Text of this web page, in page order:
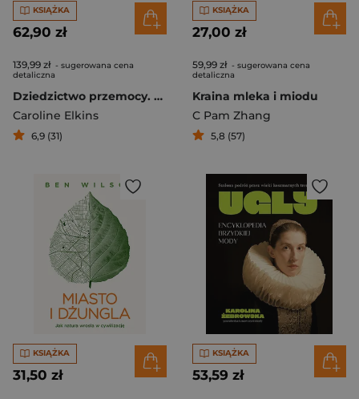
KSIĄŻKA
62,90 zł
139,99 zł - sugerowana cena
detaliczna
Dziedzictwo przemocy. Historia imperium brytyjskiego
Caroline Elkins
6,9 (31)
KSIĄŻKA
27,00 zł
59,99 zł - sugerowana cena
detaliczna
Kraina mleka i miodu
C Pam Zhang
5,8 (57)
KSIĄŻKA
31,50 zł
KSIĄŻKA
53,59 zł